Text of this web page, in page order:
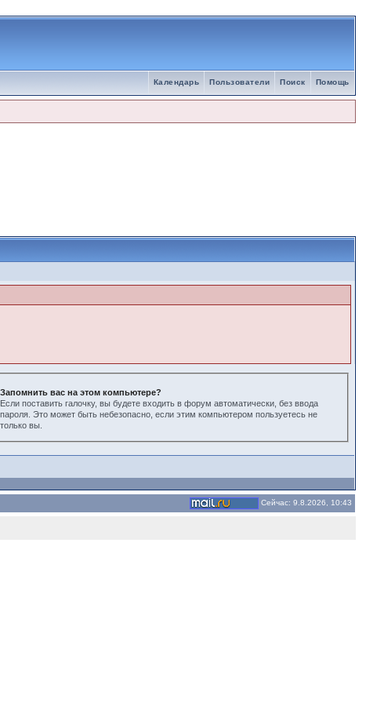
Помощь
Поиск
Пользователи
Календарь
Запомнить вас на этом компьютере?
Если поставить галочку, вы будете входить в форум автоматически, без ввода
пароля. Это может быть небезопасно, если этим компьютером пользуетесь не
только вы.
Сейчас: 9.8.2026, 10:43